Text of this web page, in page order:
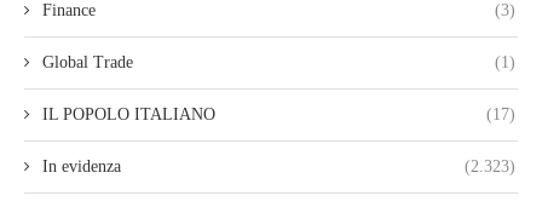
Finance (3)
Global Trade (1)
IL POPOLO ITALIANO (17)
In evidenza (2.323)